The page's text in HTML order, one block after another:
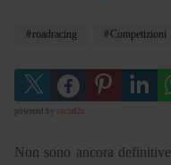
roadracing Competizioni
powered by social2s
Non sono ancora